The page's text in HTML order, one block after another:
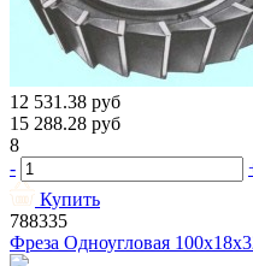
12 531.38 руб
15 288.28 руб
8
-
Купить
788335
Фреза Одноугловая